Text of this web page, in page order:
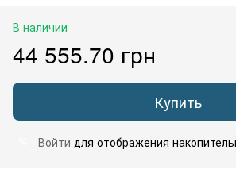
В наличии
44 555.70 грн
Купить
Войти для отображения